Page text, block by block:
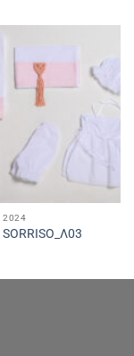
2024